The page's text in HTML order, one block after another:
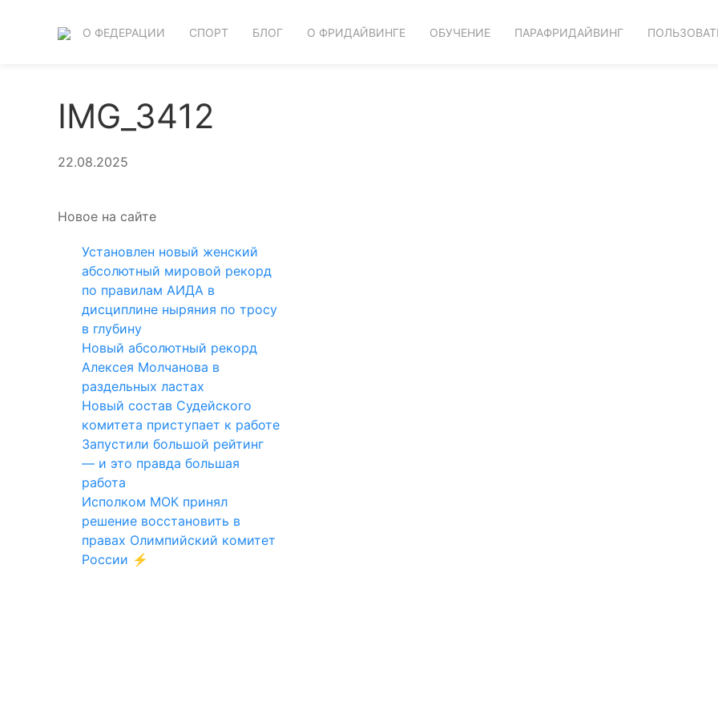
О ФЕДЕРАЦИИ СПОРТ БЛОГ О ФРИДАЙВИНГЕ ОБУЧЕНИЕ ПАРАФРИДАЙВИНГ
IMG_3412
22.08.2025
Новое на сайте
Установлен новый женский
абсолютный мировой рекорд
по правилам АИДА в
дисциплине ныряния по тросу
в глубину
Новый абсолютный рекорд
Алексея Молчанова в
раздельных ластах
Новый состав Судейского
комитета приступает к работе
Запустили большой рейтинг
— и это правда большая
работа
Исполком МОК принял
решение восстановить в
правах Олимпийский комитет
России ⚡️